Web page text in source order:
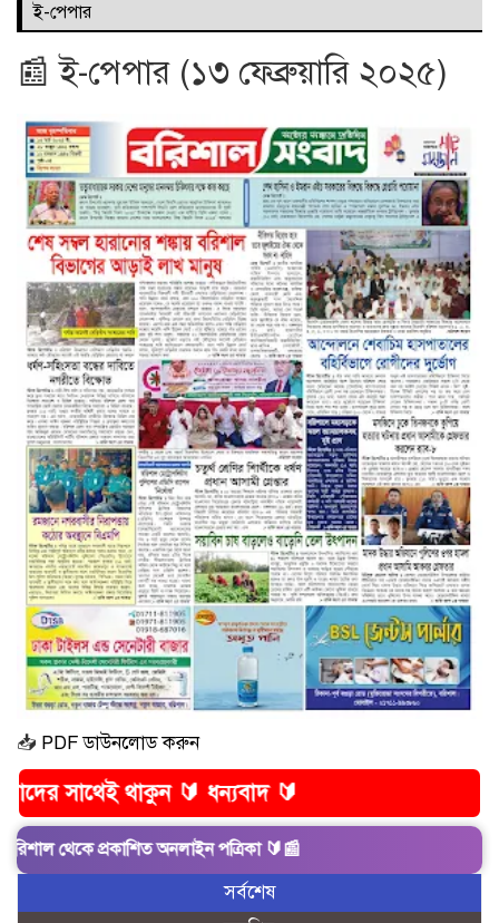
ই-পেপার
📰 ই-পেপার (১৩ ফেব্রুয়ারি ২০২৫)
📥 PDF ডাউনলোড করুন
🔰 ধন্যবাদ 🔰
প্রকাশিত অনলাইন পত্রিকা 🔰📰
সর্বশেষ